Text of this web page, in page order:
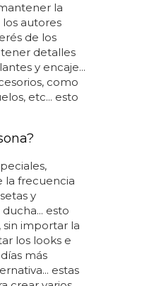
la
autores
de los
detalles
y encaje...
como
etc... esto
la frecuencia
y
esto
sin importar la
los looks e
más
estas